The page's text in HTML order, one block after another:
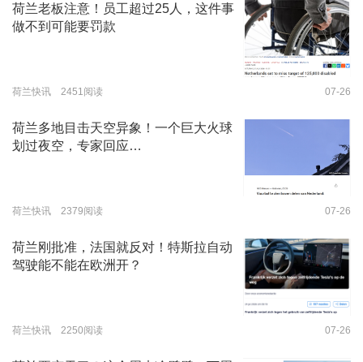
荷兰老板注意！员工超过25人，这件事
做不到可能要罚款
荷兰快讯 2451阅读 07-26
荷兰多地目击天空异象！一个巨大火球
划过夜空，专家回应…
荷兰快讯 2379阅读 07-26
荷兰刚批准，法国就反对！特斯拉自动
驾驶能不能在欧洲开？
荷兰快讯 2250阅读 07-26